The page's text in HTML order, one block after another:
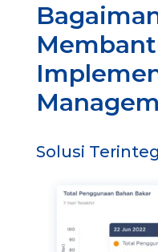
Solusi